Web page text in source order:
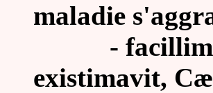
maladie
- facillime
existimavit,